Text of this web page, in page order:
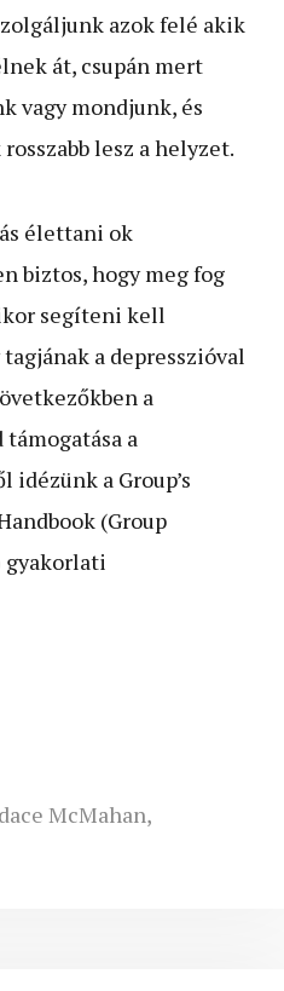
azok felé akik
át, csupán mert
vagy mondjunk, és
lesz a helyzet.
élettani ok
biztos, hogy meg fog
segíteni kell
a depresszióval
a
támogatása a
idézünk a Group’s
(Group
gyakorlati
McMahan,